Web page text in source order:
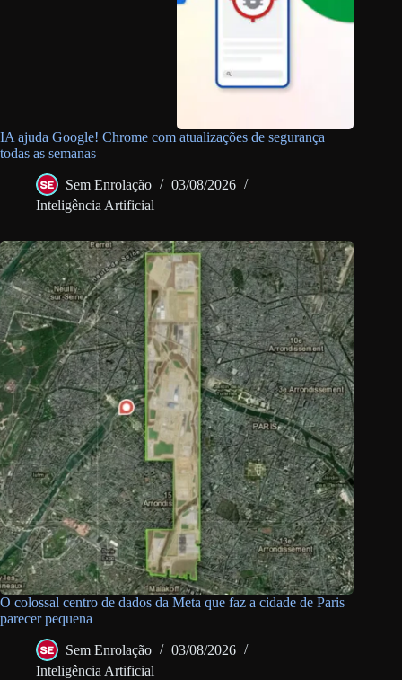
IA ajuda Google! Chrome com atualizações de segurança
todas as semanas
Sem Enrolação
03/08/2026
Inteligência Artificial
O colossal centro de dados da Meta que faz a cidade de Paris
parecer pequena
Sem Enrolação
03/08/2026
Inteligência Artificial